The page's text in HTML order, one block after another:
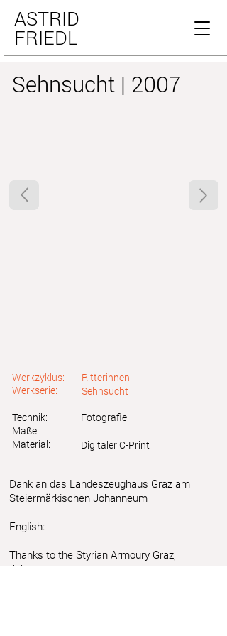
ASTRID
FRIEDL
Sehnsucht | 2007
Werkzyklus:
Werkserie:
Ritterinnen
Sehnsucht
Technik:
Maße:
Material:
Fotografie
Digitaler C-Print
Dank an das Landeszeughaus Graz am
Steiermärkischen Johanneum
English:
Thanks to the Styrian Armoury Graz,
Johanneum